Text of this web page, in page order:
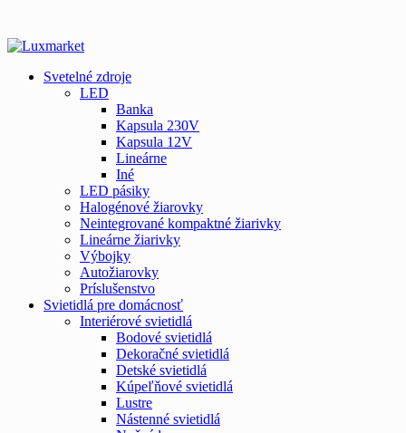
Svetelné zdroje
LED
Banka
Kapsula 230V
Kapsula 12V
Lineárne
Iné
LED pásiky
Halogénové žiarovky
Neintegrované kompaktné žiarivky
Lineárne žiarivky
Výbojky
Autožiarovky
Príslušenstvo
Svietidlá pre domácnosť
Interiérové svietidlá
Bodové svietidlá
Dekoračné svietidlá
Detské svietidlá
Kúpeľňové svietidlá
Lustre
Nástenné svietidlá